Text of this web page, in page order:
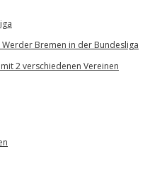
Werder Bremen in der Bundesliga
2 verschiedenen Vereinen